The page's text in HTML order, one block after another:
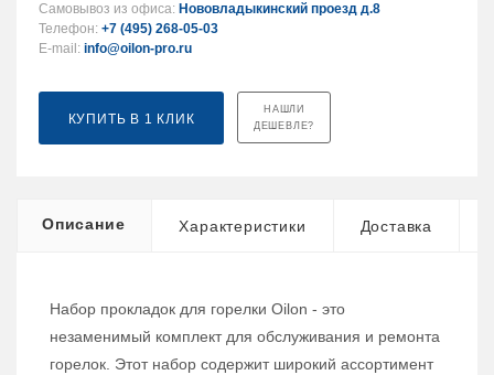
Самовывоз из офиса: Нововладыкинский проезд д.8
Телефон: +7 (495) 268-05-03
E-mail: info@oilon-pro.ru
КУПИТЬ В 1 КЛИК
НАШЛИ
ДЕШЕВЛЕ?
Описание Характеристики Доставка
Набор прокладок для горелки Oilon - это
незаменимый комплект для обслуживания и ремонта
горелок. Этот набор содержит широкий ассортимент